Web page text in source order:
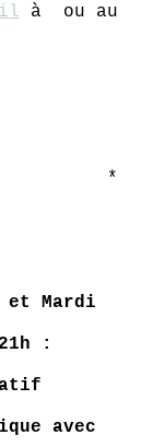
à  ou au
et Mardi
:
avec